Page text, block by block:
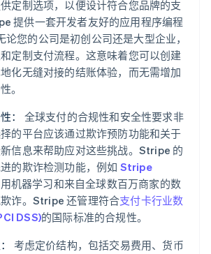
定制选项，以便设计符合您品牌的支
提供一套开发者友好的应用程序编程
论您的公司是初创公司还是大型企业，
定制支付流程。这意味着您可以创建
化无缝对接的结账体验，而无需增加
。
：
全球支付的合规性和安全性要求非
的平台应该通过欺诈预防功能和关于
信息来帮助应对这些挑战。Stripe 的
的欺诈检测功能，例如 Stripe
机器学习和来自全球数百万商家的数
诈。Stripe 还管理符合支付卡行业数
DSS)的国际标准的合规性。
考虑定价结构，包括交易费用、货币